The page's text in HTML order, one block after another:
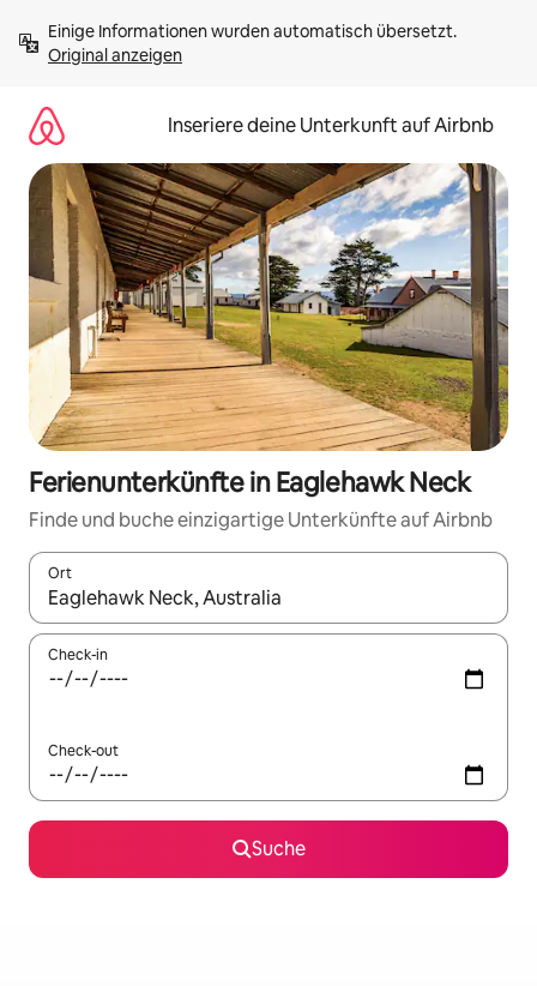
Inhalten
springenOriginal anzeigen
Inseriere deine Unterkunft auf Airbnb
Ferienunterkünfte in Eaglehawk Neck
Finde und buche einzigartige Unterkünfte auf Airbnb
Ort
Wenn Ergebnisse verfügbar sind, navigiere mit den
Check-in
Check-out
Suche